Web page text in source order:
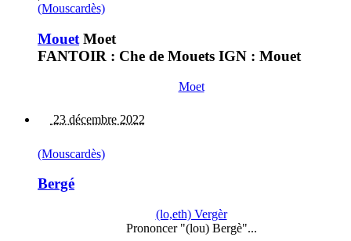
(Mouscardès)
Mouet Moet
FANTOIR : Che de Mouets IGN : Mouet
Moet
23 décembre 2022
(Mouscardès)
Bergé
(lo,eth) Vergèr
Prononcer "(lou) Bergè"...